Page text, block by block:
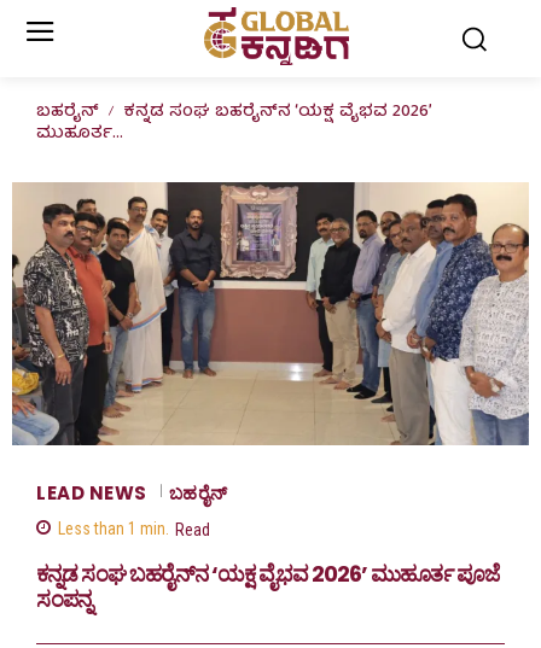
ಬಹರೈನ್ ಕನ್ನಡ ಸಂಘ ಬಹರೈನ್‌ನ ‘ಯಕ್ಷ ವೈಭವ 2026’
ಮುಹೂರ್ತ...
LEAD NEWS ಬಹರೈನ್
Less than 1 min. Read
ಕನ್ನಡ ಸಂಘ ಬಹರೈನ್‌ನ ‘ಯಕ್ಷ ವೈಭವ 2026’ ಮುಹೂರ್ತ ಪೂಜೆ
ಸಂಪನ್ನ